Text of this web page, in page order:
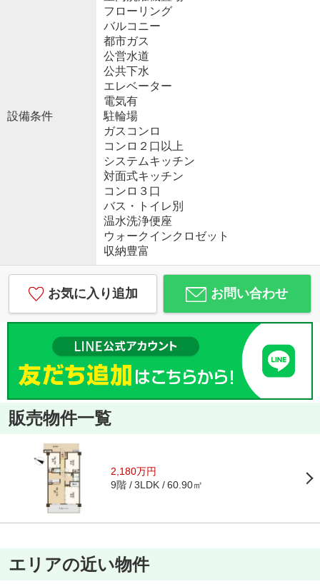
設備条件
フローリング
バルコニー
都市ガス
公営水道
公共下水
エレベーター
電気有
駐輪場
ガスコンロ
コンロ２口以上
システムキッチン
対面式キッチン
コンロ３口
バス・トイレ別
温水洗浄便座
ウォークインクロゼット
収納豊富
お気に入り追加 お問い合わせ
販売物件一覧
2,180万円
9階 3LDK 60.90㎡
エリアの近い物件